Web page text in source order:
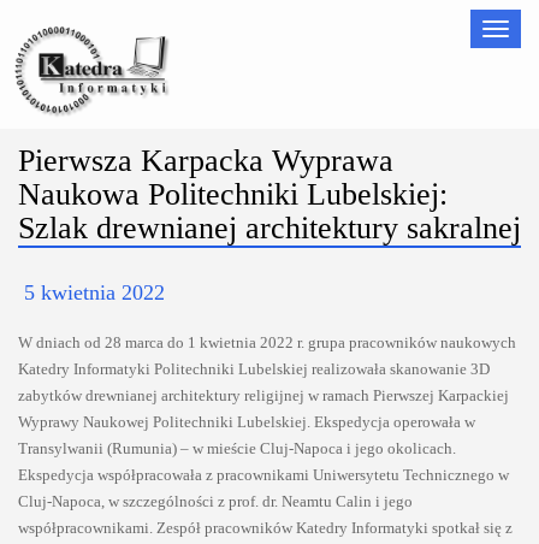
Pierwsza Karpacka Wyprawa
Naukowa Politechniki Lubelskiej:
Szlak drewnianej architektury sakralnej
5 kwietnia 2022
W dniach od 28 marca do 1 kwietnia 2022 r. grupa pracowników naukowych
Katedry Informatyki Politechniki Lubelskiej realizowała skanowanie 3D
zabytków drewnianej architektury religijnej w ramach Pierwszej Karpackiej
Wyprawy Naukowej Politechniki Lubelskiej. Ekspedycja operowała w
Transylwanii (Rumunia) – w mieście Cluj-Napoca i jego okolicach.
Ekspedycja współpracowała z pracownikami Uniwersytetu Technicznego w
Cluj-Napoca, w szczególności z prof. dr. Neamtu Calin i jego
współpracownikami. Zespół pracowników Katedry Informatyki spotkał się z